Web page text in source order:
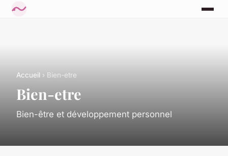
Accueil › Bien-etre
Bien-etre
Bien-être et développement personnel